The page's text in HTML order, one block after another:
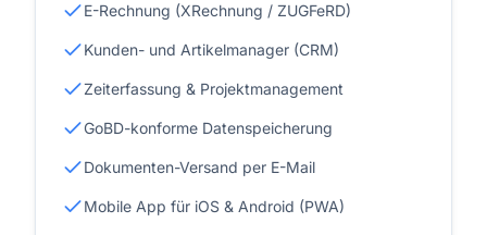
E-Rechnung (XRechnung / ZUGFeRD)
Kunden- und Artikelmanager (CRM)
Zeiterfassung & Projektmanagement
GoBD-konforme Datenspeicherung
Dokumenten-Versand per E-Mail
Mobile App für iOS & Android (PWA)